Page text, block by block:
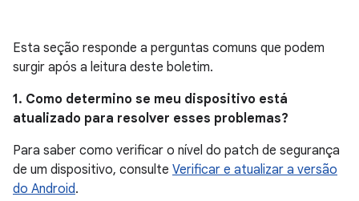
Esta seção responde a perguntas comuns que podem
surgir após a leitura deste boletim.
1. Como determino se meu dispositivo está
atualizado para resolver esses problemas?
Para saber como verificar o nível do patch de segurança
de um dispositivo, consulte Verificar e atualizar a versão
do Android.